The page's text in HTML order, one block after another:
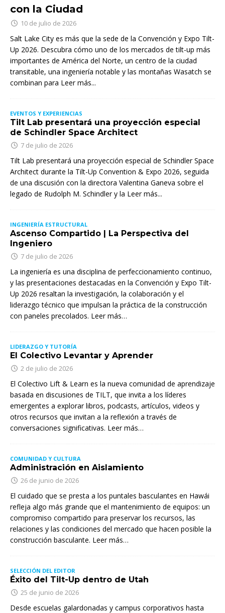
con la Ciudad
10 de julio de 2026
Salt Lake City es más que la sede de la Convención y Expo Tilt-
Up 2026. Descubra cómo uno de los mercados de tilt-up más
importantes de América del Norte, un centro de la ciudad
transitable, una ingeniería notable y las montañas Wasatch se
combinan para Leer más...
EVENTOS Y EXPERIENCIAS
Tilt Lab presentará una proyección especial
de Schindler Space Architect
7 de julio de 2026
Tilt Lab presentará una proyección especial de Schindler Space
Architect durante la Tilt-Up Convention & Expo 2026, seguida
de una discusión con la directora Valentina Ganeva sobre el
legado de Rudolph M. Schindler y la Leer más...
INGENIERÍA ESTRUCTURAL
Ascenso Compartido | La Perspectiva del
Ingeniero
7 de julio de 2026
La ingeniería es una disciplina de perfeccionamiento continuo,
y las presentaciones destacadas en la Convención y Expo Tilt-
Up 2026 resaltan la investigación, la colaboración y el
liderazgo técnico que impulsan la práctica de la construcción
con paneles precolados. Leer más…
LIDERAZGO Y TUTORÍA
El Colectivo Levantar y Aprender
2 de julio de 2026
El Colectivo Lift & Learn es la nueva comunidad de aprendizaje
basada en discusiones de TILT, que invita a los líderes
emergentes a explorar libros, podcasts, artículos, videos y
otros recursos que invitan a la reflexión a través de
conversaciones significativas. Leer más…
COMUNIDAD Y CULTURA
Administración en Aislamiento
26 de junio de 2026
El cuidado que se presta a los puntales basculantes en Hawái
refleja algo más grande que el mantenimiento de equipos: un
compromiso compartido para preservar los recursos, las
relaciones y las condiciones del mercado que hacen posible la
construcción basculante. Leer más…
SELECCIÓN DEL EDITOR
Éxito del Tilt-Up dentro de Utah
25 de junio de 2026
Desde escuelas galardonadas y campus corporativos hasta